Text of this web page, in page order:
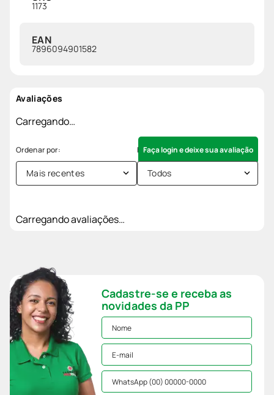
1173
EAN
7896094901582
Avaliações
Carregando…
Faça login e deixe sua avaliação
Mais recentes Todos
Carregando avaliações…
Cadastre-se e receba as
novidades da PP